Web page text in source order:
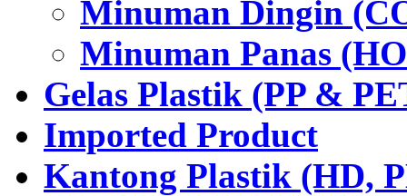
Minuman Dingin
Minuman Panas
Gelas Plastik (PP &
Imported Product
Kantong Plastik (HD,